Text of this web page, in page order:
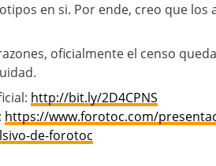
en si. Por ende, creo que los
oficialmente el censo
http://bit.ly/2D4CPNS
https://www.forotoc.com/
de-forotoc